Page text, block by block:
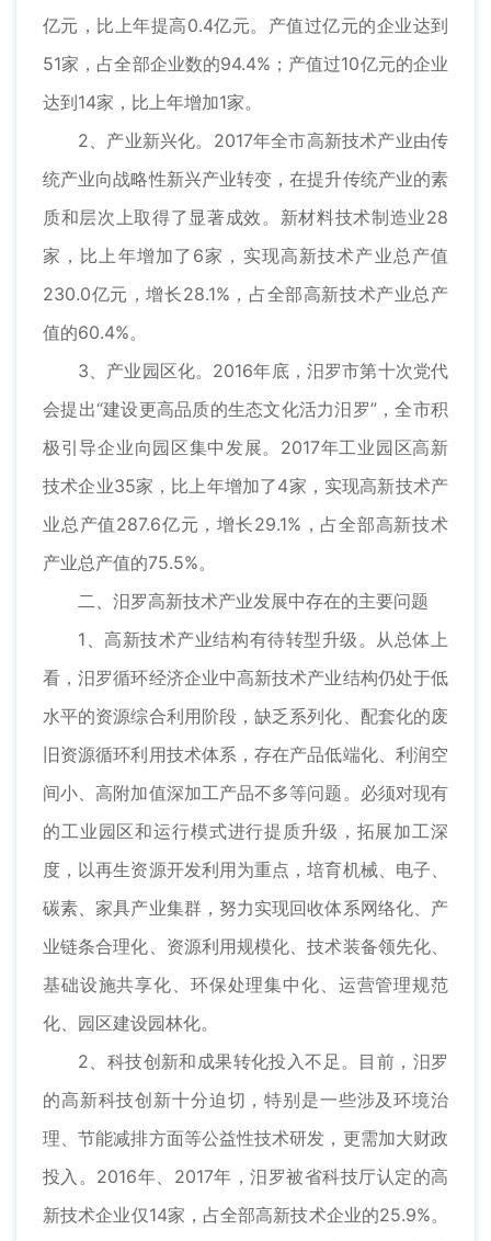
亿元，比上年提高0.4亿元。产值过亿元的企业达到
51家，占全部企业数的94.4%；产值过10亿元的企业
达到14家，比上年增加1家。
2、产业新兴化。2017年全市高新技术产业由传
统产业向战略性新兴产业转变，在提升传统产业的素
质和层次上取得了显著成效。新材料技术制造业28
家，比上年增加了6家，实现高新技术产业总产值
230.0亿元，增长28.1%，占全部高新技术产业总产
值的60.4%。
3、产业园区化。2016年底，汨罗市第十次党代
会提出“建设更高品质的生态文化活力汨罗”，全市积
极引导企业向园区集中发展。2017年工业园区高新
技术企业35家，比上年增加了4家，实现高新技术产
业总产值287.6亿元，增长29.1%，占全部高新技术
产业总产值的75.5%。
二、汨罗高新技术产业发展中存在的主要问题
1、高新技术产业结构有待转型升级。从总体上
看，汨罗循环经济企业中高新技术产业结构仍处于低
水平的资源综合利用阶段，缺乏系列化、配套化的废
旧资源循环利用技术体系，存在产品低端化、利润空
间小、高附加值深加工产品不多等问题。必须对现有
的工业园区和运行模式进行提质升级，拓展加工深
度，以再生资源开发利用为重点，培育机械、电子、
碳素、家具产业集群，努力实现回收体系网络化、产
业链条合理化、资源利用规模化、技术装备领先化、
基础设施共享化、环保处理集中化、运营管理规范
化、园区建设园林化。
2、科技创新和成果转化投入不足。目前，汨罗
的高新科技创新十分迫切，特别是一些涉及环境治
理、节能减排方面等公益性技术研发，更需加大财政
投入。2016年、2017年，汨罗被省科技厅认定的高
新技术企业仅14家，占全部高新技术企业的25.9%。